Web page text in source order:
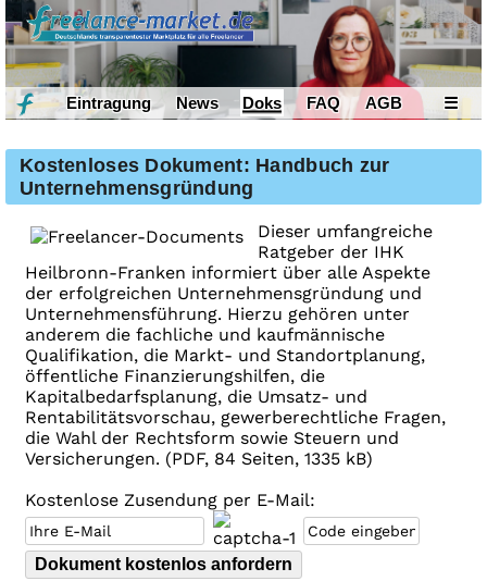
Eintragung News Doks FAQ AGB ☰
Kostenloses Dokument: Handbuch zur
Unternehmensgründung
Dieser umfangreiche
Ratgeber der IHK
Heilbronn-Franken informiert über alle Aspekte
der erfolgreichen Unternehmensgründung und
Unternehmensführung. Hierzu gehören unter
anderem die fachliche und kaufmännische
Qualifikation, die Markt- und Standortplanung,
öffentliche Finanzierungshilfen, die
Kapitalbedarfsplanung, die Umsatz- und
Rentabilitätsvorschau, gewerberechtliche Fragen,
die Wahl der Rechtsform sowie Steuern und
Versicherungen. (PDF, 84 Seiten, 1335 kB)
Kostenlose Zusendung per E-Mail: